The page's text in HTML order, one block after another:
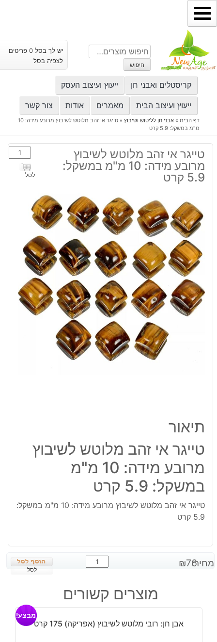
דילוג
לתוכן
חיפוש
עבור:
חיפוש
יש לך בסל 0 פריטים
לצפיה בסל
קריסטלים ואבני חן ייעוץ ועיצוב העסק
ייעוץ ועיצוב הבית מאמרים אודות צור קשר
דף הבית» אבני חן לליטוש ושיבוץ»
טייגר אי זהב מלוטש לשיבוץ מרובע מידה: 10
מ"מ במשקל: 5.9 קרט
טייגר אי זהב מלוטש לשיבוץ
מרובע מידה: 10 מ"מ במשקל:
5.9 קרט
כמות
של
טייגר
מלוטש
מידה:
10
מ"מ
במשקל:
5.9
קרט
לסל
תיאור
טייגר אי זהב מלוטש לשיבוץ
מרובע מידה: 10 מ"מ
במשקל: 5.9 קרט
טייגר אי זהב מלוטש לשיבוץ מרובע מידה: 10 מ"מ במשקל:
5.9 קרט
מחיר: ₪76
כמות
של
אי
זהב
לשיבוץ
לסל
מוצרים קשורים
אבן חן: רובי מלוטש לשיבוץ (אפריקה) 175 קרט
מבצע!